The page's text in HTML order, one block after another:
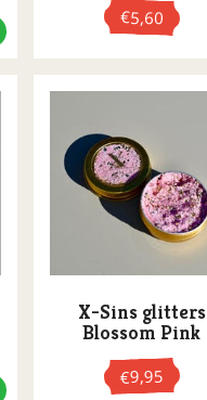
€5,60
X-Sins glitters
Blossom Pink
€9,95